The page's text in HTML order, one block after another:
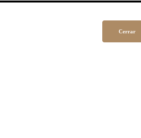
Cerrar